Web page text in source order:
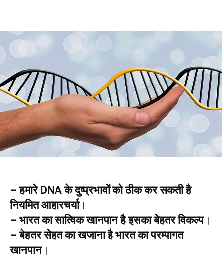
– हमारे DNA के दुष्प्रभावों को ठीक कर सकती है
नियमित आहारचर्या।
– भारत का सात्विक खानपान है इसका बेहतर विकल्प।
– बेहतर सेहत का खजाना है भारत का परम्पागत
खानपान।